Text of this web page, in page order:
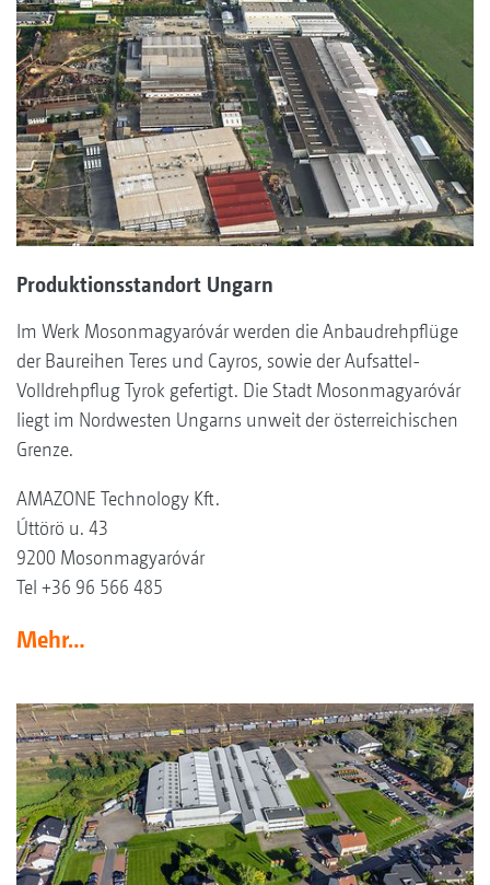
Produktionsstandort Ungarn
Im Werk Mosonmagyaróvár werden die Anbaudrehpflüge
der Baureihen Teres und Cayros, sowie der Aufsattel-
Volldrehpflug Tyrok gefertigt. Die Stadt Mosonmagyaróvár
liegt im Nordwesten Ungarns unweit der österreichischen
Grenze.
AMAZONE Technology Kft.
Úttörö u. 43
9200 Mosonmagyaróvár
Tel +36 96 566 485
Mehr…